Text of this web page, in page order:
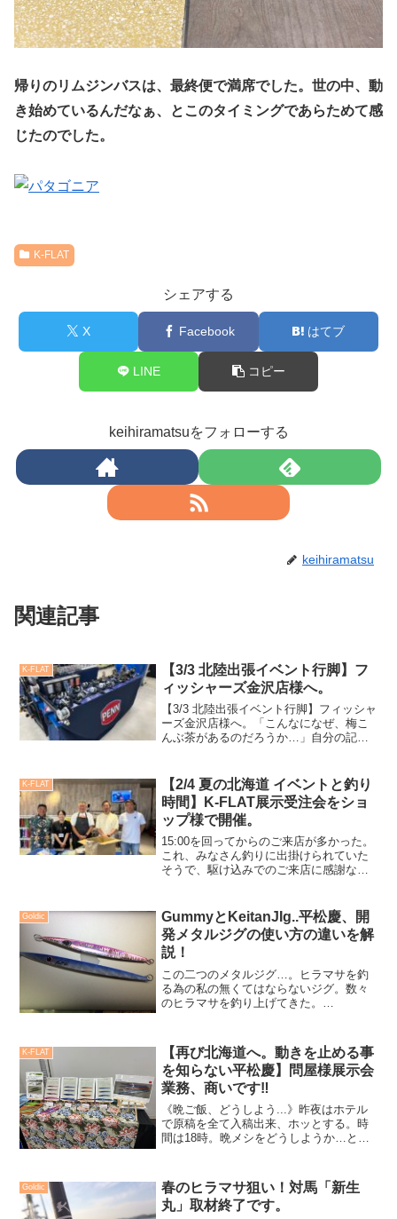
帰りのリムジンバスは、最終便で満席でした。世の中、動
き始めているんだなぁ、とこのタイミングであらためて感
じたのでした。
K-FLAT
シェアする
X Facebook はてブ
LINE コピー
keihiramatsuをフォローする
keihiramatsu
関連記事
K-FLAT
【3/3 北陸出張イベント行脚】フ
ィッシャーズ金沢店様へ。
【3/3 北陸出張イベント行脚】フィッシャ
ーズ金沢店様へ。「こんなになぜ、梅こ
んぶ茶があるのだろうか…」自分の記憶
えたかった。早起きをして、湯船にお湯
を溜め朝風呂に浸か...
K-FLAT
【2/4 夏の北海道 イベントと釣り
時間】K-FLAT展示受注会をショ
ップ様で開催。
15:00を回ってからのご来店が多かった。
これ、みなさん釣りに出掛けられていた
そうで、駆け込みでのご来店に感謝なの
打ち上げだったのでした。ご来店ご注文
くださったお客様、有難うございまし
た。
Goldic
GummyとKeitanJIg..平松慶、開
発メタルジグの使い方の違いを解
説！
この二つのメタルジグ…。ヒラマサを釣
る為の私の無くてはならないジグ。数々
のヒラマサを釣り上げてきた。
認するために、先ずこのどちらかの
200g...
K-FLAT
【再び北海道へ。動きを止める事
を知らない平松慶】問屋様展示会
業務、商いです‼️
《晩ご飯、どうしよう...》昨夜はホテル
で原稿を全て入稿出来、ホッとする。時
間は18時。晩メシをどうしようか…と考
絡でもしてみようか、など思ったのです
が...。この所続...
Goldic
春のヒラマサ狙い！対馬「新生
丸」取材終了です。